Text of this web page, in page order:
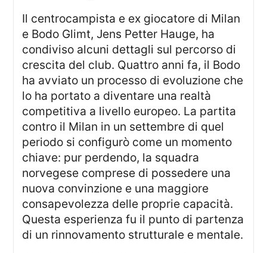
Il centrocampista e ex giocatore di Milan
e Bodo Glimt, Jens Petter Hauge, ha
condiviso alcuni dettagli sul percorso di
crescita del club. Quattro anni fa, il Bodo
ha avviato un processo di evoluzione che
lo ha portato a diventare una realtà
competitiva a livello europeo. La partita
contro il Milan in un settembre di quel
periodo si configurò come un momento
chiave: pur perdendo, la squadra
norvegese comprese di possedere una
nuova convinzione e una maggiore
consapevolezza delle proprie capacità.
Questa esperienza fu il punto di partenza
di un rinnovamento strutturale e mentale.